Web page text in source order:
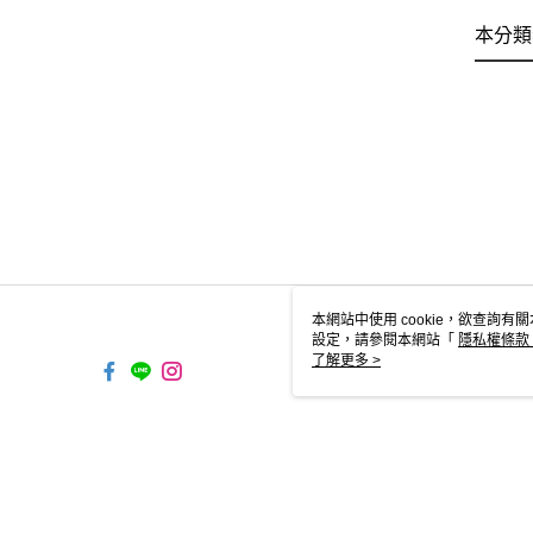
本分
本網站中使用 cookie，欲查詢有
設定，請參閱本網站「 隱私權條款
使用 cookie。
了解更多 >